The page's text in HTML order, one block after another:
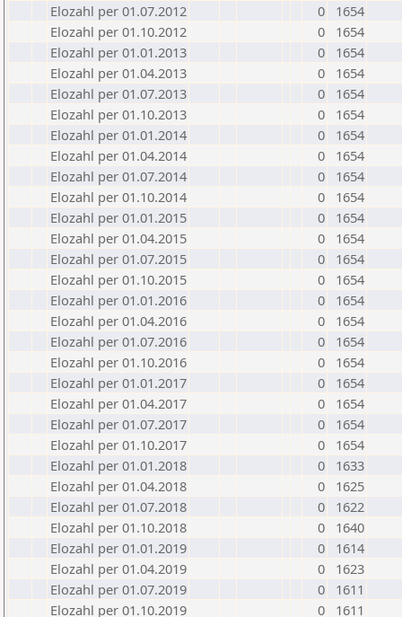
Elozahl per 01.07.2012
0
1654
Elozahl per 01.10.2012
0
1654
Elozahl per 01.01.2013
0
1654
Elozahl per 01.04.2013
0
1654
Elozahl per 01.07.2013
0
1654
Elozahl per 01.10.2013
0
1654
Elozahl per 01.01.2014
0
1654
Elozahl per 01.04.2014
0
1654
Elozahl per 01.07.2014
0
1654
Elozahl per 01.10.2014
0
1654
Elozahl per 01.01.2015
0
1654
Elozahl per 01.04.2015
0
1654
Elozahl per 01.07.2015
0
1654
Elozahl per 01.10.2015
0
1654
Elozahl per 01.01.2016
0
1654
Elozahl per 01.04.2016
0
1654
Elozahl per 01.07.2016
0
1654
Elozahl per 01.10.2016
0
1654
Elozahl per 01.01.2017
0
1654
Elozahl per 01.04.2017
0
1654
Elozahl per 01.07.2017
0
1654
Elozahl per 01.10.2017
0
1654
Elozahl per 01.01.2018
0
1633
Elozahl per 01.04.2018
0
1625
Elozahl per 01.07.2018
0
1622
Elozahl per 01.10.2018
0
1640
Elozahl per 01.01.2019
0
1614
Elozahl per 01.04.2019
0
1623
Elozahl per 01.07.2019
0
1611
Elozahl per 01.10.2019
0
1611